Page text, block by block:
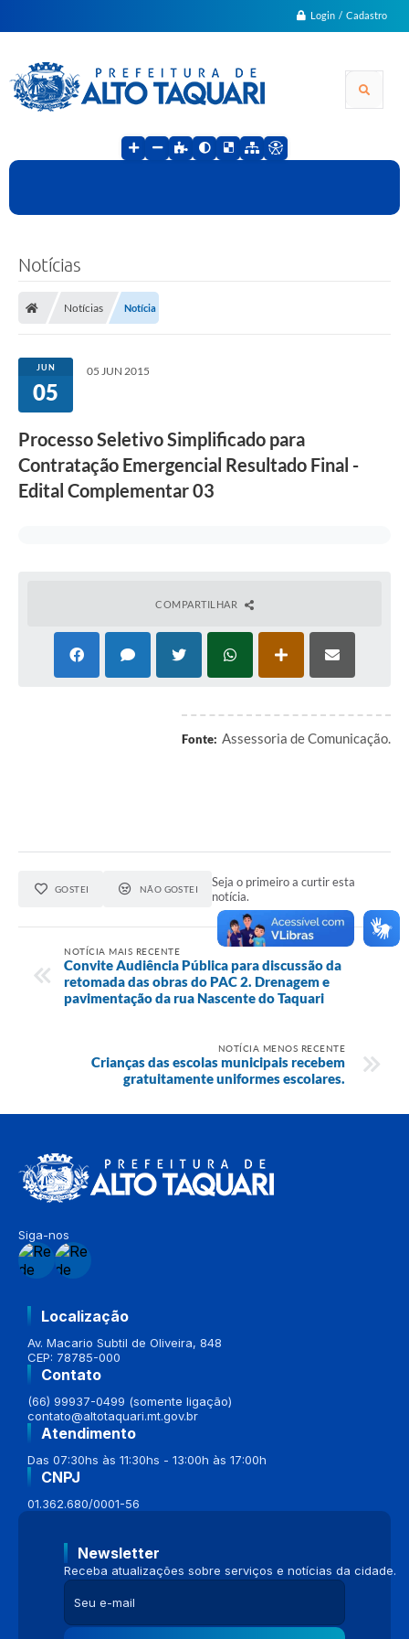
Login / Cadastro
Notícias
Notícias Notícia
JUN
05
05 JUN 2015
Processo Seletivo Simplificado para
Contratação Emergencial Resultado Final -
Edital Complementar 03
COMPARTILHAR
Fonte: Assessoria de Comunicação.
GOSTEI NÃO GOSTEI
Seja o primeiro a curtir esta
notícia.
NOTÍCIA MAIS RECENTE
Convite Audiência Pública para discussão da
retomada das obras do PAC 2. Drenagem e
pavimentação da rua Nascente do Taquari
NOTÍCIA MENOS RECENTE
Crianças das escolas municipais recebem
gratuitamente uniformes escolares.
Siga-nos
Localização
Av. Macario Subtil de Oliveira, 848
CEP: 78785-000
Contato
(66) 99937-0499 (somente ligação)
contato@altotaquari.mt.gov.br
Atendimento
Das 07:30hs às 11:30hs - 13:00h às 17:00h
CNPJ
01.362.680/0001-56
Newsletter
Receba atualizações sobre serviços e notícias da cidade.